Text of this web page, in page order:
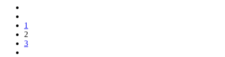
1
2
3